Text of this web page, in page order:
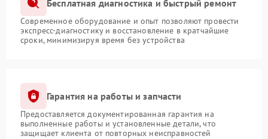
Бесплатная диагностика и быстрый ремонт
Современное оборудование и опыт позволяют провести
экспресс-диагностику и восстановление в кратчайшие
сроки, минимизируя время без устройства
Гарантия на работы и запчасти
Предоставляется документированная гарантия на
выполненные работы и установленные детали, что
защищает клиента от повторных неисправностей